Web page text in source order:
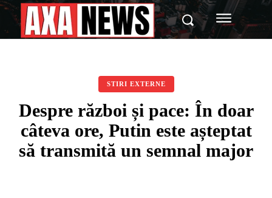
STIRI EXTERNE
Despre război și pace: În doar
câteva ore, Putin este așteptat
să transmită un semnal major